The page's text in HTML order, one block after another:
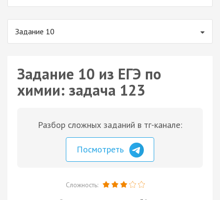
Задание 10
Задание 10 из ЕГЭ по
химии: задача 123
Разбор сложных заданий в тг-канале:
Посмотреть
Сложность: